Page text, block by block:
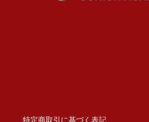
特定商取引に基づく表記